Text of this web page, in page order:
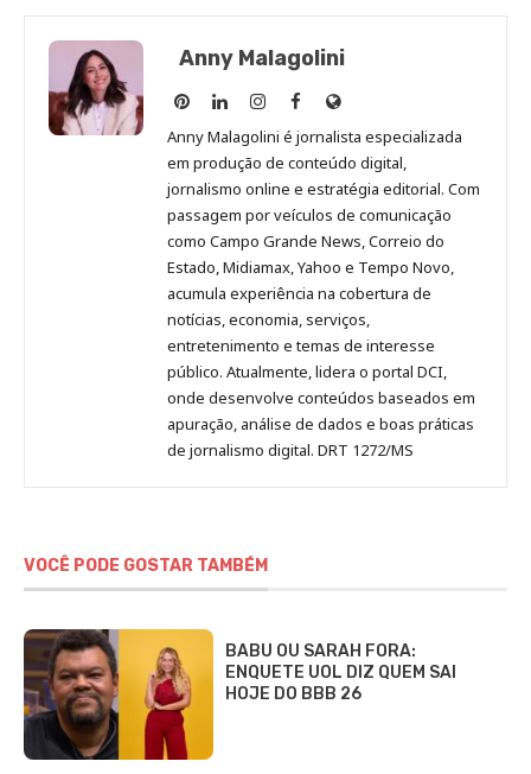
Anny Malagolini
Anny
Malagolini
no
Pinterest
Anny
Malagolini
no
LinkedIn
Anny
Malagolini
no
Instagram
Anny
Malagolini
no
Facebook
Site
de
Anny
Malagolini
Anny Malagolini é jornalista especializada
em produção de conteúdo digital,
jornalismo online e estratégia editorial. Com
passagem por veículos de comunicação
como Campo Grande News, Correio do
Estado, Midiamax, Yahoo e Tempo Novo,
acumula experiência na cobertura de
notícias, economia, serviços,
entretenimento e temas de interesse
público. Atualmente, lidera o portal DCI,
onde desenvolve conteúdos baseados em
apuração, análise de dados e boas práticas
de jornalismo digital. DRT 1272/MS
VOCÊ PODE GOSTAR TAMBÉM
BABU OU SARAH FORA:
ENQUETE UOL DIZ QUEM SAI
HOJE DO BBB 26